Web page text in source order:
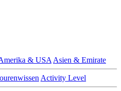
& USA Asien & Emirate
Activity Level